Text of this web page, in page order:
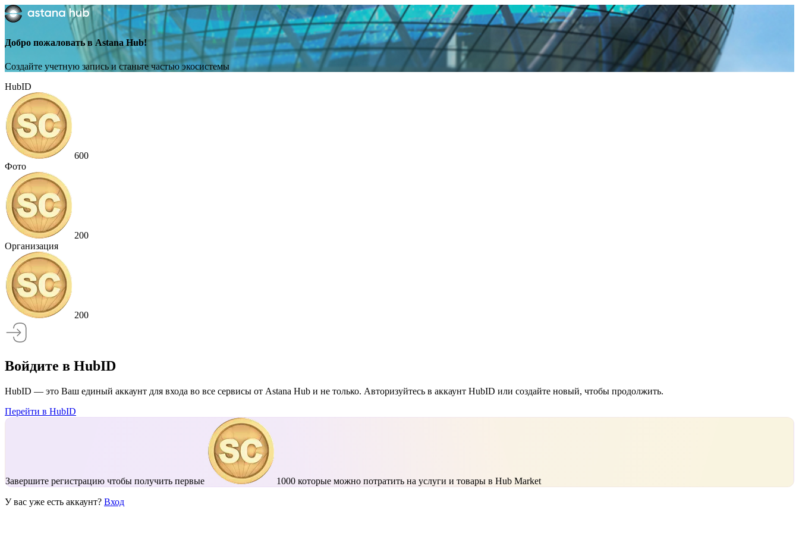
Добро пожаловать в Astana Hub!
Создайте учетную запись и станьте частью экосистемы
HubID
600
Фото
200
Организация
200
Войдите в HubID
HubID — это Ваш единый аккаунт для входа во все сервисы от Astana Hub и не только. Авторизуйтесь в аккаунт HubID или создайте новый, чтобы продолжить.
Перейти в HubID
Завершите регистрацию чтобы получить первые 1000 которые можно потратить на услуги и товары в Hub Market
У вас уже есть аккаунт? Вход